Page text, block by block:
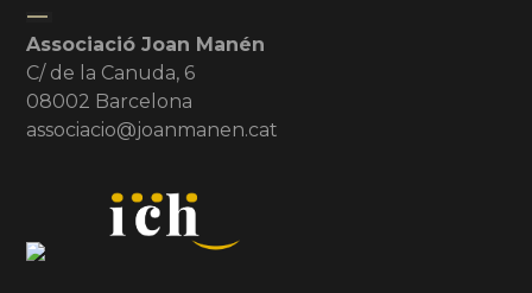
Associació Joan Manén
C/ de la Canuda, 6
08002 Barcelona
associacio@joanmanen.cat